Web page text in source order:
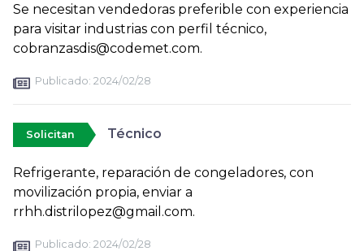
Se necesitan vendedoras preferible con experiencia
para visitar industrias con perfil técnico,
cobranzasdis@codemet.com.
Publicado: 2024/02/28
Solicitan Técnico
Refrigerante, reparación de congeladores, con
movilización propia, enviar a
rrhh.distrilopez@gmail.com.
Publicado: 2024/02/28